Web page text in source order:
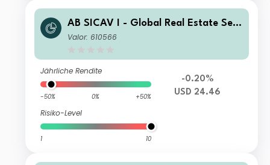
AB SICAV I - Global Real Estate Sec
urities Portfolio B Acc
Valor: 610566
Jährliche Rendite
-50% 0% +50%
Risiko-Level
1 10
-0.20%
USD 24.46